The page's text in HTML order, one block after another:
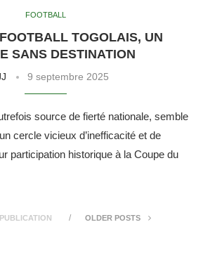
FOOTBALL
TOGOLAIS, UN
SANS DESTINATION
9 septembre 2025
source de fierté nationale, semble
cercle vicieux d’inefficacité et de
participation historique à la Coupe du
OLDER POSTS